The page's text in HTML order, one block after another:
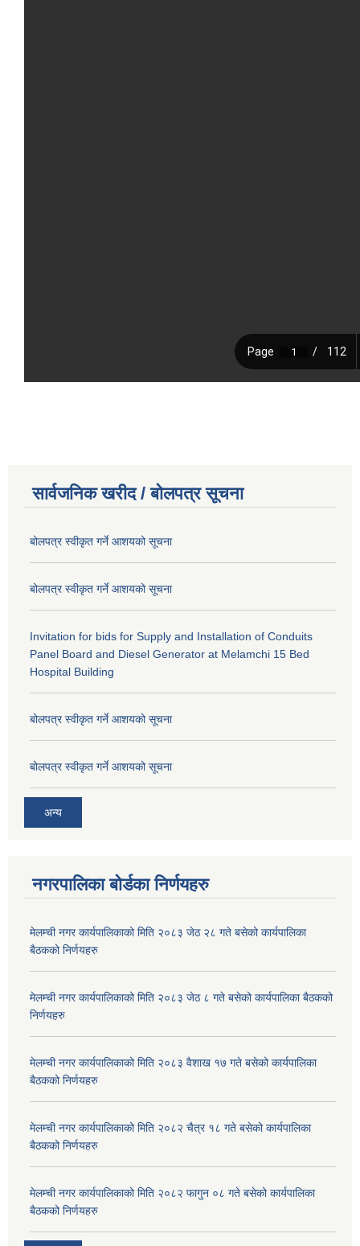
सार्वजनिक खरीद / बोलपत्र सूचना
बोलपत्र स्वीकृत गर्ने आशयको सूचना
बोलपत्र स्वीकृत गर्ने आशयको सूचना
Invitation for bids for Supply and Installation of Conduits
Panel Board and Diesel Generator at Melamchi 15 Bed
Hospital Building
बोलपत्र स्वीकृत गर्ने आशयको सूचना
बोलपत्र स्वीकृत गर्ने आशयको सूचना
अन्य
नगरपालिका बोर्डका निर्णयहरु
मेलम्ची नगर कार्यपालिकाको मिति २०८३ जेठ २८ गते बसेको कार्यपालिका
बैठकको निर्णयहरु
मेलम्ची नगर कार्यपालिकाको मिति २०८३ जेठ ८ गते बसेको कार्यपालिका बैठकको
निर्णयहरु
मेलम्ची नगर कार्यपालिकाको मिति २०८३ वैशाख १७ गते बसेको कार्यपालिका
बैठकको निर्णयहरु
मेलम्ची नगर कार्यपालिकाको मिति २०८२ चैत्र १८ गते बसेको कार्यपालिका
बैठकको निर्णयहरु
मेलम्ची नगर कार्यपालिकाको मिति २०८२ फागुन ०८ गते बसेको कार्यपालिका
बैठकको निर्णयहरु